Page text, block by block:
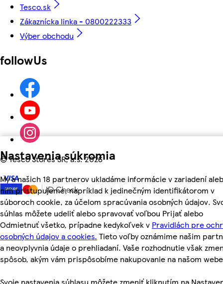
Nastavenia súkromia
My a našich 18 partnerov ukladáme informácie v zariadení
nim pristupujeme, napríklad k jedinečným identifikátorom v
súboroch cookie, za účelom spracúvania osobných údajov.
súhlas môžete udeliť alebo spravovať voľbou Prijať alebo
Odmietnuť všetko, prípadne kedykoľvek v Pravidlách pre
osobných údajov a cookies. Tieto voľby oznámime našim
a neovplyvnia údaje o prehliadaní. Vaše rozhodnutie však
spôsob, akým vám prispôsobíme nakupovanie na našom
Svoje nastavenia súhlasu môžete zmeniť kliknutím na
Tesco.sk
Zákaznícka linka - 0800222333
Výber obchodu
followUs
©Tesco Stores SR, a.s. 2026